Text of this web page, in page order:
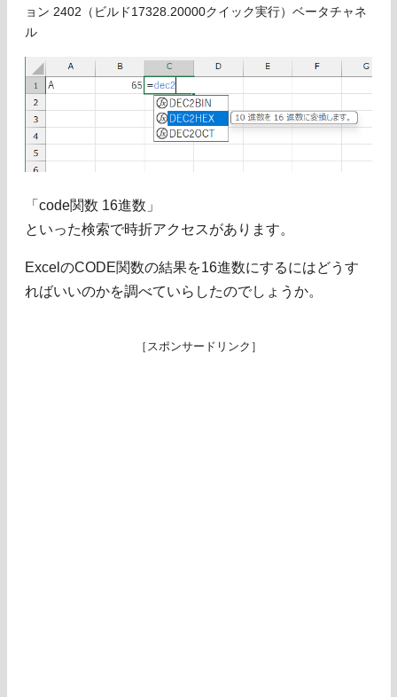
ョン 2402（ビルド17328.20000クイック実行）ベータチャネ
ル
「code関数 16進数」
といった検索で時折アクセスがあります。
ExcelのCODE関数の結果を16進数にするにはどうす
ればいいのかを調べていらしたのでしょうか。
［スポンサードリンク］